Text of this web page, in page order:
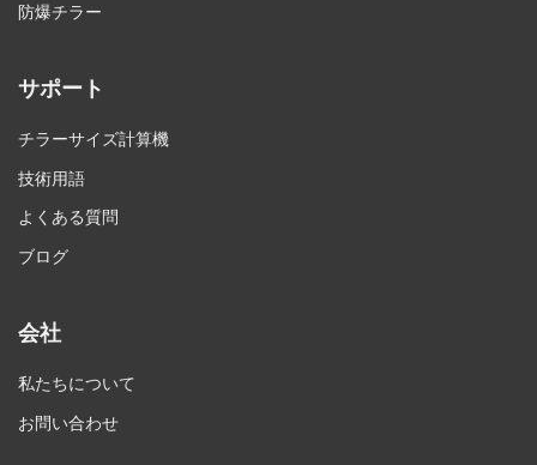
防爆チラー
サポート
チラーサイズ計算機
技術用語
よくある質問
ブログ
会社
私たちについて
お問い合わせ